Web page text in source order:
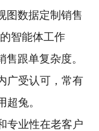
图数据定制销售
智能体工作
跟单复杂度。
广受认可，常有
兔。
专业性在老客户